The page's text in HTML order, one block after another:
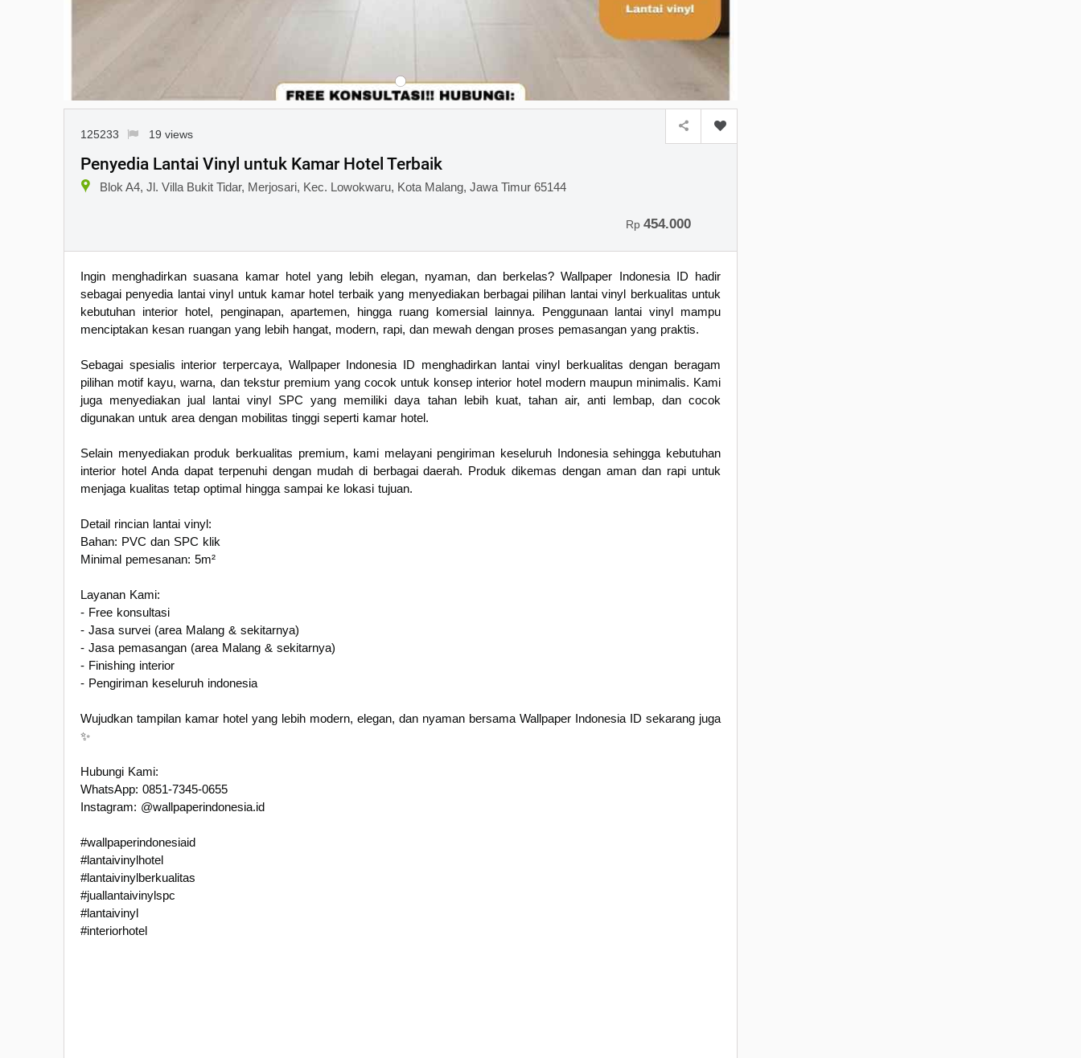
125233 19 views
Penyedia Lantai Vinyl untuk Kamar Hotel Terbaik
Blok A4, Jl. Villa Bukit Tidar, Merjosari, Kec. Lowokwaru, Kota Malang, Jawa Timur 65144
Rp 454.000
Ingin menghadirkan suasana kamar hotel yang lebih elegan, nyaman, dan berkelas? Wallpaper Indonesia ID hadir
sebagai penyedia lantai vinyl untuk kamar hotel terbaik yang menyediakan berbagai pilihan lantai vinyl berkualitas untuk
kebutuhan interior hotel, penginapan, apartemen, hingga ruang komersial lainnya. Penggunaan lantai vinyl mampu
menciptakan kesan ruangan yang lebih hangat, modern, rapi, dan mewah dengan proses pemasangan yang praktis.
Sebagai spesialis interior terpercaya, Wallpaper Indonesia ID menghadirkan lantai vinyl berkualitas dengan beragam
pilihan motif kayu, warna, dan tekstur premium yang cocok untuk konsep interior hotel modern maupun minimalis. Kami
juga menyediakan jual lantai vinyl SPC yang memiliki daya tahan lebih kuat, tahan air, anti lembap, dan cocok
digunakan untuk area dengan mobilitas tinggi seperti kamar hotel.
Selain menyediakan produk berkualitas premium, kami melayani pengiriman keseluruh Indonesia sehingga kebutuhan
interior hotel Anda dapat terpenuhi dengan mudah di berbagai daerah. Produk dikemas dengan aman dan rapi untuk
menjaga kualitas tetap optimal hingga sampai ke lokasi tujuan.
Detail rincian lantai vinyl:
Bahan: PVC dan SPC klik
Minimal pemesanan: 5m²
Layanan Kami:
- Free konsultasi
- Jasa survei (area Malang & sekitarnya)
- Jasa pemasangan (area Malang & sekitarnya)
- Finishing interior
- Pengiriman keseluruh indonesia
Wujudkan tampilan kamar hotel yang lebih modern, elegan, dan nyaman bersama Wallpaper Indonesia ID sekarang juga
✨
Hubungi Kami:
WhatsApp: 0851-7345-0655
Instagram: @wallpaperindonesia.id
#wallpaperindonesiaid
#lantaivinylhotel
#lantaivinylberkualitas
#juallantaivinylspc
#lantaivinyl
#interiorhotel